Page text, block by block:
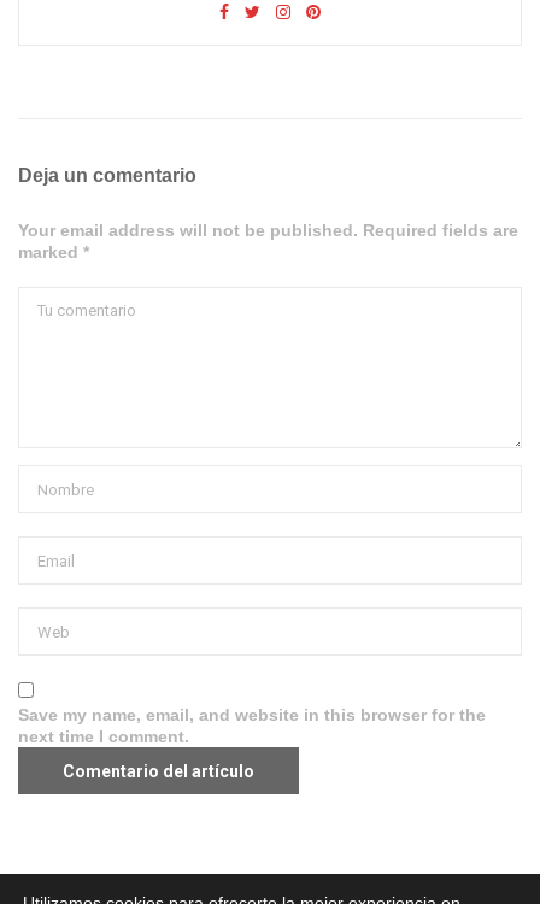
Deja un comentario
Your email address will not be published. Required fields are
marked *
Save my name, email, and website in this browser for the
next time I comment.
Aviso legal·Política de Privacidad·Política de Cookies